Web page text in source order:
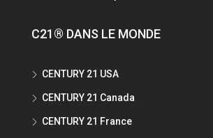
C21® DANS LE MONDE
CENTURY 21 USA
CENTURY 21 Canada
CENTURY 21 France